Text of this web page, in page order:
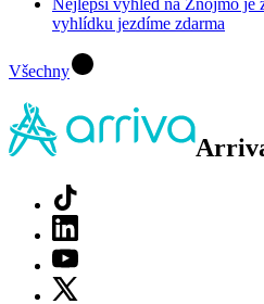
vyhlídku jezdíme zdarma
Všechny